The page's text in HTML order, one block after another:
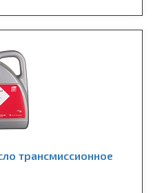
трансмиссионное